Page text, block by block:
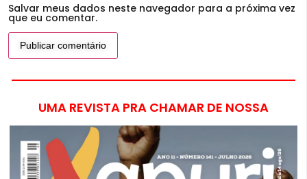
Salvar meus dados neste navegador para a próxima vez
que eu comentar.
UMA REVISTA PRA CHAMAR DE NOSSA